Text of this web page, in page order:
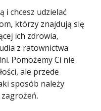
i chcesz udzielać
którzy znajdują się
ich zdrowia,
z ratownictwa
Pomożemy Ci nie
ale przede
sposób należy